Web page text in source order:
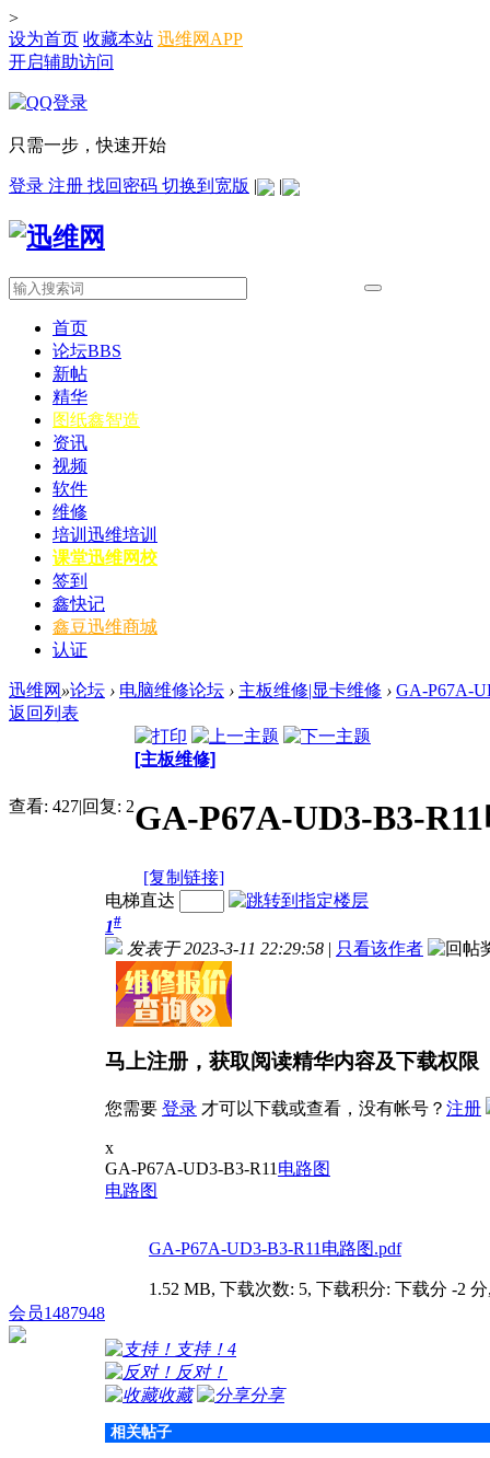
>
设为首页 收藏本站 迅维网APP
开启辅助访问
只需一步，快速开始
登录 注册 找回密码 切换到宽版 | |
首页
论坛BBS
新帖
精华
图纸鑫智造
资讯
视频
软件
维修
培训 迅维培训
课堂迅维网校
签到
鑫快记
鑫豆迅维商城
认证
迅维网 »论坛 › 电脑维修论坛 › 主板维修|显卡维修 › GA-P67A-
返回列表
查看: 427|回复: 2
[主板维修]
GA-P67A-UD3-B3-
[复制链接]
会员1487948
电梯直达
1#
发表于 2023-3-11 22:29:58 | 只看该作者
马上注册，获取阅读精华内容及下载权限
您需要 登录 才可以下载或查看，没有帐号？ 注册
x
GA-P67A-UD3-B3-R11 电路图
电路图
GA-P67A-UD3-B3-R11电路图.pdf
1.52 MB, 下载次数: 5, 下载积分: 下载分 -2
支持！ 4
反对！
收藏
分享
相关帖子